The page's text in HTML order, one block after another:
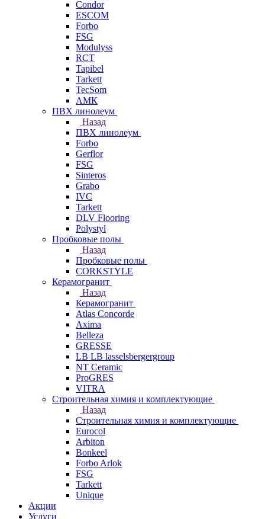
Condor
ESCOM
Forbo
FSG
Modulyss
RCT
Tapibel
Tarkett
TecSom
АМК
ПВХ линолеум
Назад
ПВХ линолеум
Forbo
Gerflor
FSG
Sinteros
Grabo
IVC
Tarkett
DLV Flooring
Polystyl
Пробковые полы
Назад
Пробковые полы
CORKSTYLE
Керамогранит
Назад
Керамогранит
Atlas Concorde
Axima
Belleza
GRESSE
LB LB lasselsbergergroup
NT Ceramic
ProGRES
VITRA
Строительная химия и комплектующие
Назад
Строительная химия и комплектующие
Eurocol
Arbiton
Bonkeel
Forbo Arlok
FSG
Tarkett
Unique
Акции
Услуги